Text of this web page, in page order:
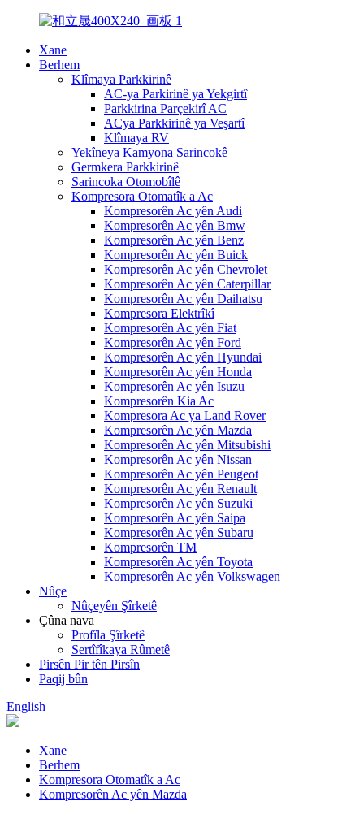
Xane
Berhem
Klîmaya Parkkirinê
AC-ya Parkirinê ya Yekgirtî
Parkkirina Parçekirî AC
ACya Parkkirinê ya Veşartî
Klîmaya RV
Yekîneya Kamyona Sarincokê
Germkera Parkkirinê
Sarincoka Otomobîlê
Kompresora Otomatîk a Ac
Kompresorên Ac yên Audi
Kompresorên Ac yên Bmw
Kompresorên Ac yên Benz
Kompresorên Ac yên Buick
Kompresorên Ac yên Chevrolet
Kompresorên Ac yên Caterpillar
Kompresorên Ac yên Daihatsu
Kompresora Elektrîkî
Kompresorên Ac yên Fiat
Kompresorên Ac yên Ford
Kompresorên Ac yên Hyundai
Kompresorên Ac yên Honda
Kompresorên Ac yên Isuzu
Kompresorên Kia Ac
Kompresora Ac ya Land Rover
Kompresorên Ac yên Mazda
Kompresorên Ac yên Mitsubishi
Kompresorên Ac yên Nissan
Kompresorên Ac yên Peugeot
Kompresorên Ac yên Renault
Kompresorên Ac yên Suzuki
Kompresorên Ac yên Saipa
Kompresorên Ac yên Subaru
Kompresorên TM
Kompresorên Ac yên Toyota
Kompresorên Ac yên Volkswagen
Nûçe
Nûçeyên Şîrketê
Çûna nava
Profîla Şîrketê
Sertîfîkaya Rûmetê
Pirsên Pir tên Pirsîn
Paqij bûn
English
Xane
Berhem
Kompresora Otomatîk a Ac
Kompresorên Ac yên Mazda